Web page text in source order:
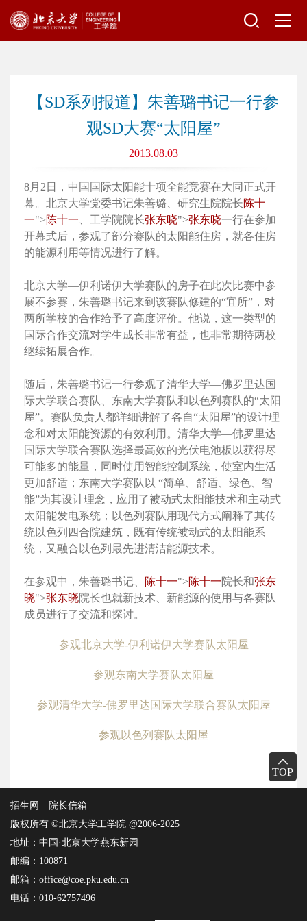
TOP
【SD系列报道】朱善璐书记一行参
观SD大赛“太阳屋”
2013.08.03
8月2日，中国国际太阳能十项全能竞赛在大同正式开
幕。北京大学党委书记朱善璐、研究生院院长陈十
一">陈十一 、工学院院长张东晓">张东晓一行在参加
开幕式后，参观了部分赛队的太阳能住房，就各住房
的能源利用等情况进行了解。
北京大学—伊利诺伊大学赛队的房子在此次比赛中参
展不参赛，朱善璐书记来到该赛队修建的“宜所”，对
两所学校的合作给予了高度评价。他说，这一类型的
国际合作交流对学生成长非常有益，也非常期待两校
继续拓展合作。
随后，朱善璐书记一行参观了清华大学—佛罗里达国
际大学联合赛队、东南大学赛队和以色列赛队的“太阳
屋”。赛队负责人都详细讲解了各自“太阳屋”的设计理
念和对太阳能资源的有效利用。清华大学—佛罗里达
国际大学联合赛队选择最高效的光伏电池板以获得尽
可能多的能量，同时使用智能控制系统，使室内生活
更加舒适；东南大学赛队以 “简单、舒适、绿色、智
能”为其设计理念，应用了被动式太阳能技术和主动式
太阳能发电系统；以色列赛队用现代方式阐释了其传
统以色列四合院建筑，既有传统被动式的太阳能系
统，又融合以色列最先进清洁能源技术。
在参观中，朱善璐书记、 陈十一">陈十一院长和张东
晓">张东晓院长也就新技术、新能源的使用与各赛队
成员进行了交流和探讨。
参观北京大学-伊利诺伊大学赛队太阳屋
参观东南大学赛队太阳屋
参观清华大学-佛罗里达国际大学联合赛队太阳屋
参观以色列赛队太阳屋
招生网
院长信箱
版权所有 ©北京大学工学院 @2006-2025
地址：中国·北京大学燕东新园
邮编：100871
邮箱：office@coe.pku.edu.cn
电话：010-62757496